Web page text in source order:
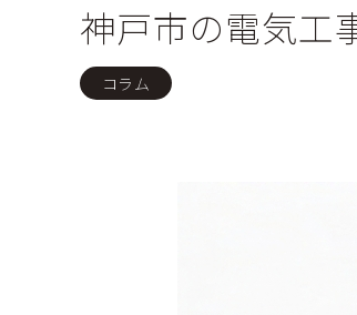
神戸市の電気工
コラム